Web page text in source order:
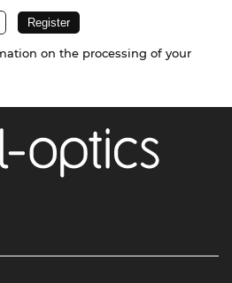
on the processing of your